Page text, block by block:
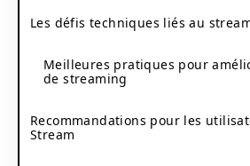
Les défis techniques liés au
Meilleures pratiques pour
de streaming
Recommandations pour les
Stream